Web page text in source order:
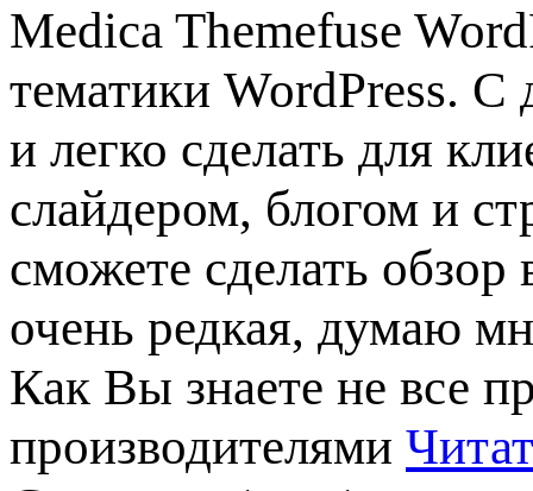
Medica Themefuse
тематики WordPress.
и легко сделать для
слайдером, блогом и
сможете сделать
очень редкая, думаю
Как Вы знаете не все
производителями